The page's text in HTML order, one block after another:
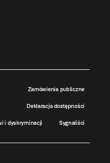
Zamówienia publiczne
Deklaracja dostępności
i dyskryminacji Sygnaliści